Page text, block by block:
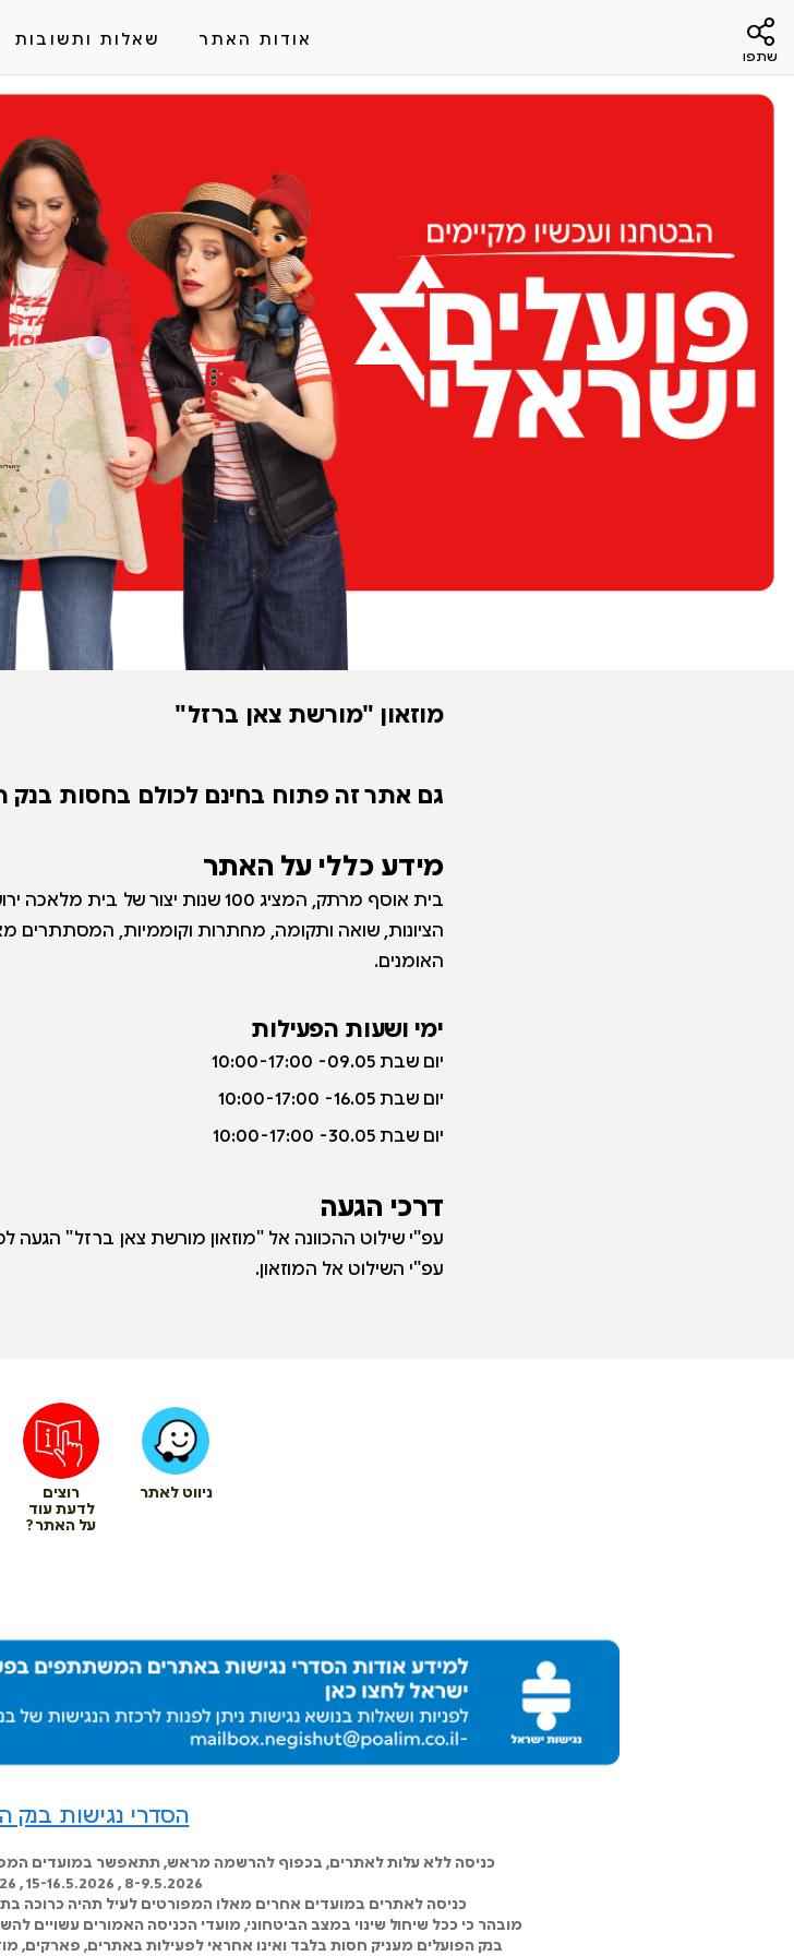
שתפו
אודות האתר שאלות ותשובות
מוזאון "מורשת צאן ברזל"
גם אתר זה פתוח בחינם לכולם בחסות בנק
מידע כללי על האתר
בית אוסף מרתק, המציג 100 שנות יצור
הציונות, שואה ותקומה, מחתרות וקוממיות, המסתתרים
האומנים.
ימי ושעות הפעילות
יום שבת 09.05- 10:00-17:00
יום שבת 16.05- 10:00-17:00
יום שבת 30.05- 10:00-17:00
דרכי הגעה
עפ"י שילוט ההכוונה אל "מוזאון מורשת צאן ברזל"
עפ"י השילוט אל המוזאון.
ניווט לאתר רוצים
לדעת עוד
על האתר?
הסדרי נגישות בנק
כניסה ללא עלות לאתרים, בכפוף להרשמה מראש, תתאפשר במועדים
8-9.5.2026 , 15-16.5.2026 , 29-30.5.2026
כניסה לאתרים במועדים אחרים מאלו המפורטים לעיל תהיה כרוכה
מובהר כי ככל שיחול שינוי במצב הביטחוני, מועדי הכניסה האמורים עשויים
בנק הפועלים מעניק חסות בלבד ואינו אחראי לפעילות באתרים, פארקים,